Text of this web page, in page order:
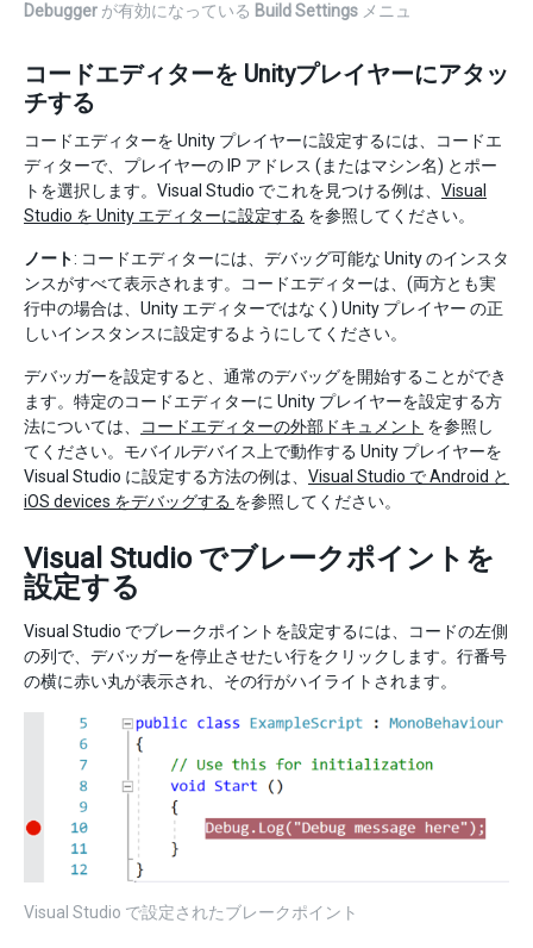
Debugger が有効になっている Build Settings メニュ
コードエディターを Unityプレイヤーにアタッ
チする
コードエディターを Unity プレイヤーに設定するには、コードエ
ディターで、プレイヤーの IP アドレス (またはマシン名) とポー
トを選択します。Visual Studio でこれを見つける例は、 Visual
Studio を Unity エディターに設定する を参照してください。
ノート: コードエディターには、デバッグ可能な Unity のインスタ
ンスがすべて表示されます。コードエディターは、(両方とも実
行中の場合は、Unity エディターではなく) Unity プレイヤー の正
しいインスタンスに設定するようにしてください。
デバッガーを設定すると、通常のデバッグを開始することができ
ます。特定のコードエディターに Unity プレイヤーを設定する方
法については、
コードエディターの外部ドキュメント を参照し
てください。モバイルデバイス上で動作する Unity プレイヤーを
Visual Studio に設定する方法の例は、 Visual Studio で Android と
iOS devices をデバッグする を参照してください。
Visual Studio でブレークポイントを
設定する
Visual Studio でブレークポイントを設定するには、コードの左側
の列で、デバッガーを停止させたい行をクリックします。行番号
の横に赤い丸が表示され、その行がハイライトされます。
Visual Studio で設定されたブレークポイント